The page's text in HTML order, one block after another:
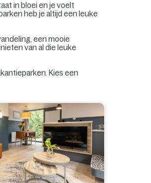
in bloei en je voelt
heb je altijd een leuke
een mooie
van al die leuke
Kies een